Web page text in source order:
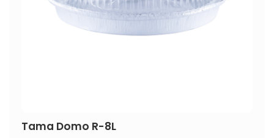
Tama Domo R-8L